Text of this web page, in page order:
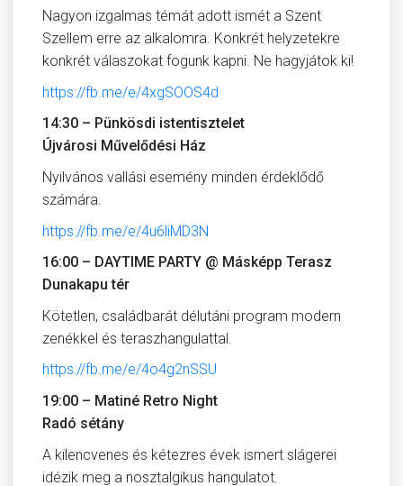
Nagyon izgalmas témát adott ismét a Szent
Szellem erre az alkalomra. Konkrét helyzetekre
konkrét válaszokat fogunk kapni. Ne hagyjátok ki!
https://fb.me/e/4xgSOOS4d
14:30 – Pünkösdi istentisztelet
Újvárosi Művelődési Ház
Nyilvános vallási esemény minden érdeklődő
számára.
https://fb.me/e/4u6liMD3N
16:00 – DAYTIME PARTY @ Másképp Terasz
Dunakapu tér
Kötetlen, családbarát délutáni program modern
zenékkel és teraszhangulattal.
https://fb.me/e/4o4g2nSSU
19:00 – Matiné Retro Night
Radó sétány
A kilencvenes és kétezres évek ismert slágerei
idézik meg a nosztalgikus hangulatot.